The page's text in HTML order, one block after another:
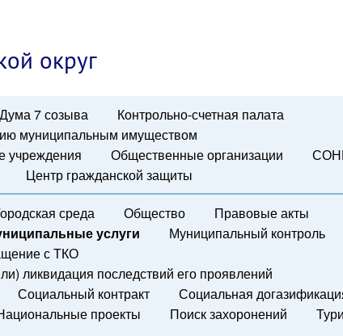
округ
Дума 7 созыва
Контрольно-счетная палата
муниципальным имуществом
учреждения Общественные организации
Центр гражданской защиты
среда Общество
Правовые акты
услуги
Муниципальный контроль
с ТКО
ликвидация последствий его проявлений
Социальный контракт
Социальная
проекты Поиск захоронений